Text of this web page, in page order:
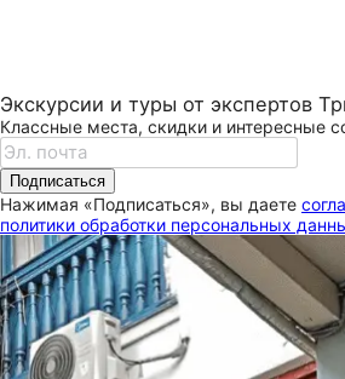
Экскурсии и туры от экспертов
Классные места, скидки и интересные
Подписаться
Нажимая «Подписаться», вы даете
политики обработки персональных